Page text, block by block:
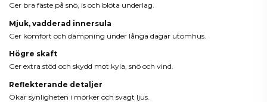
Ger bra fäste på snö, is och blöta underlag.
Mjuk, vadderad innersula
Ger komfort och dämpning under långa dagar utomhus.
Högre skaft
Ger extra stöd och skydd mot kyla, snö och vind.
Reflekterande detaljer
Ökar synligheten i mörker och svagt ljus.